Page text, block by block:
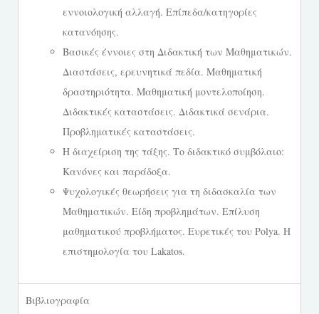
εννοιολογική αλλαγή. Επίπεδα/κατηγορίες
κατανόησης.
Βασικές έννοιες στη Διδακτική των Μαθηματικών.
Διαστάσεις, ερευνητικά πεδία. Μαθηματική
δραστηριότητα. Μαθηματική μοντελοποίηση.
Διδακτικές καταστάσεις. Διδακτικά σενάρια.
Προβληματικές καταστάσεις.
Η διαχείριση της τάξης. Το διδακτικό συμβόλαιο:
Κανόνες και παράδοξα.
Ψυχολογικές θεωρήσεις για τη διδασκαλία των
Μαθηματικών. Είδη προβλημάτων. Επίλυση
μαθηματικού προβλήματος. Ευρετικές του Polya. Η
επιστημολογία του Lakatos.
Βιβλιογραφία